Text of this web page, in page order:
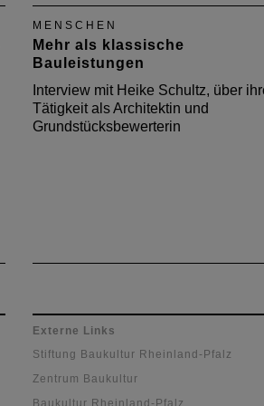
Interview spricht er über seine
Tätigkeit.
MENSCHEN
Mehr als klassische
Bauleistungen
Interview mit Heike Schultz, über
Tätigkeit als Architektin und
Grundstücksbewerterin
Externe Links
Stiftung Baukultur Rheinland-Pfalz
Zentrum Baukultur
Baukultur Rheinland-Pfalz